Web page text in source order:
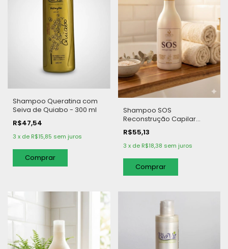
Shampoo Queratina com
Seiva de Quiabo - 300 ml
R$47,54
3 x de R$15,85 sem juros
Shampoo SOS
Reconstrução Capilar
Vegano - 500 ml
R$55,13
3 x de R$18,38 sem juros